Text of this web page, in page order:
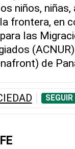
niños,
frontera, en
las
de